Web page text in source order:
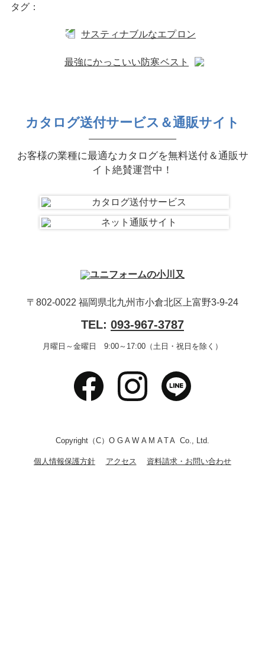
タグ：
サスティナブルなエプロン
最強にかっこいい防寒ベスト
カタログ送付サービス＆通販サイト
お客様の業種に最適なカタログを無料送付＆通販サ
イト絶賛運営中！
〒802-0022 福岡県北九州市小倉北区上富野3-9-24
TEL: 093-967-3787
月曜日～金曜日 9:00～17:00（土日・祝日を除く）
Copyright（C）OGAWAMATA Co., Ltd.
個人情報保護方針 アクセス 資料請求・お問い合わせ